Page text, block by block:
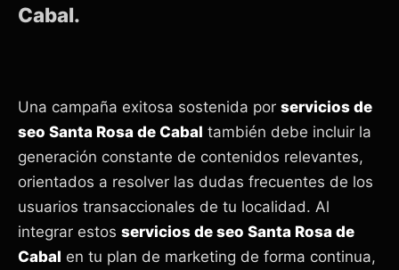
Cabal.
Una campaña exitosa sostenida por servicios de
seo Santa Rosa de Cabal también debe incluir la
generación constante de contenidos relevantes,
orientados a resolver las dudas frecuentes de los
usuarios transaccionales de tu localidad. Al
integrar estos servicios de seo Santa Rosa de
Cabal en tu plan de marketing de forma continua,